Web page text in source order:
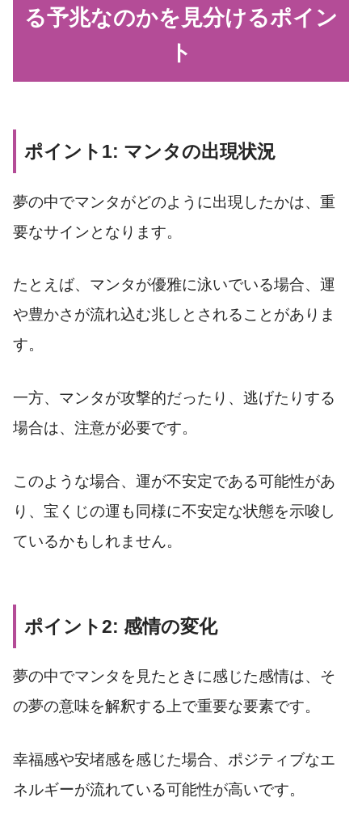
る予兆なのかを見分けるポイン
ト
ポイント1: マンタの出現状況
夢の中でマンタがどのように出現したかは、重
要なサインとなります。
たとえば、マンタが優雅に泳いでいる場合、運
や豊かさが流れ込む兆しとされることがありま
す。
一方、マンタが攻撃的だったり、逃げたりする
場合は、注意が必要です。
このような場合、運が不安定である可能性があ
り、宝くじの運も同様に不安定な状態を示唆し
ているかもしれません。
ポイント2: 感情の変化
夢の中でマンタを見たときに感じた感情は、そ
の夢の意味を解釈する上で重要な要素です。
幸福感や安堵感を感じた場合、ポジティブなエ
ネルギーが流れている可能性が高いです。